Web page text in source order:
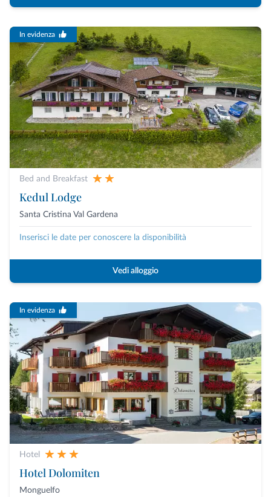
In evidenza
Bed and Breakfast
Kedul Lodge
Santa Cristina Val Gardena
Inserisci le date per conoscere la disponibilità
Vedi alloggio
In evidenza
Hotel
Hotel Dolomiten
Monguelfo